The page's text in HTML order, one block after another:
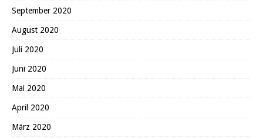
September 2020
August 2020
Juli 2020
Juni 2020
Mai 2020
April 2020
März 2020